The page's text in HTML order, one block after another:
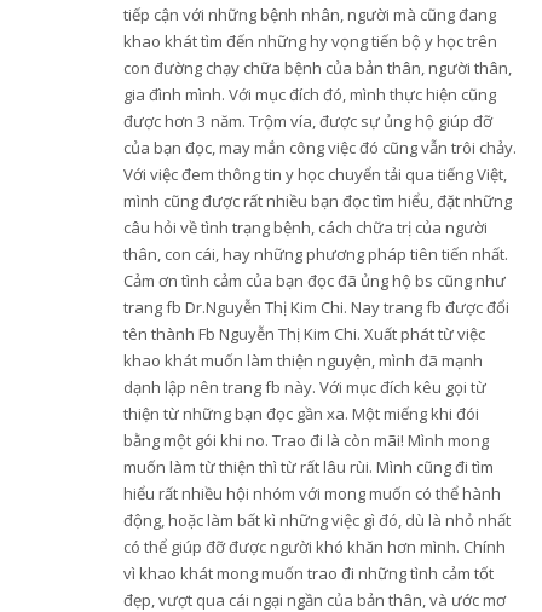
tiếp cận với những bệnh nhân, người mà cũng đang
khao khát tìm đến những hy vọng tiến bộ y học trên
con đường chạy chữa bệnh của bản thân, người thân,
gia đình mình. Với mục đích đó, mình thực hiện cũng
được hơn 3 năm. Trộm vía, được sự ủng hộ giúp đỡ
của bạn đọc, may mắn công việc đó cũng vẫn trôi chảy.
Với việc đem thông tin y học chuyển tải qua tiếng Việt,
mình cũng được rất nhiều bạn đọc tìm hiểu, đặt những
câu hỏi về tình trạng bệnh, cách chữa trị của người
thân, con cái, hay những phương pháp tiên tiến nhất.
Cảm ơn tình cảm của bạn đọc đã ủng hộ bs cũng như
trang fb Dr.Nguyễn Thị Kim Chi. Nay trang fb được đổi
tên thành Fb Nguyễn Thị Kim Chi. Xuất phát từ việc
khao khát muốn làm thiện nguyện, mình đã mạnh
dạnh lập nên trang fb này. Với mục đích kêu gọi từ
thiện từ những bạn đọc gần xa. Một miếng khi đói
bằng một gói khi no. Trao đi là còn mãi! Mình mong
muốn làm từ thiện thì từ rất lâu rùi. Mình cũng đi tìm
hiểu rất nhiều hội nhóm với mong muốn có thể hành
động, hoặc làm bất kì những việc gì đó, dù là nhỏ nhất
có thể giúp đỡ được người khó khăn hơn mình. Chính
vì khao khát mong muốn trao đi những tình cảm tốt
đẹp, vượt qua cái ngại ngần của bản thân, và ước mơ